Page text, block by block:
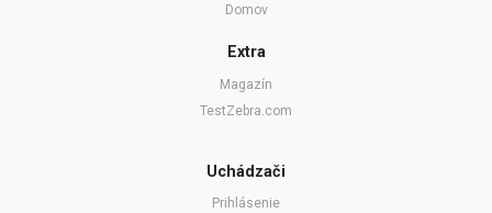
Domov
Extra
Magazín
TestZebra.com
Uchádzači
Prihlásenie